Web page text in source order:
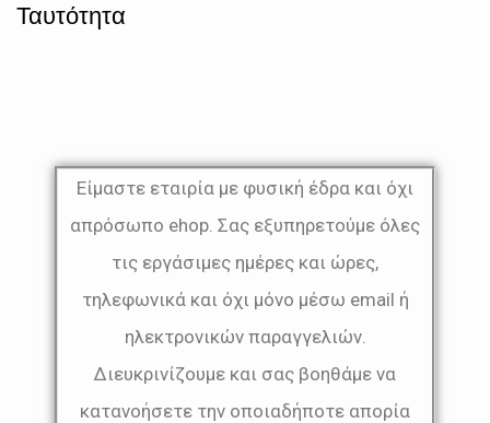
Ταυτότητα
Είμαστε εταιρία με φυσική έδρα και όχι
απρόσωπο ehop. Σας εξυπηρετούμε όλες
τις εργάσιμες ημέρες και ώρες,
τηλεφωνικά και όχι μόνο μέσω email ή
ηλεκτρονικών παραγγελιών.
Διευκρινίζουμε και σας βοηθάμε να
κατανοήσετε την οποιαδήποτε απορία